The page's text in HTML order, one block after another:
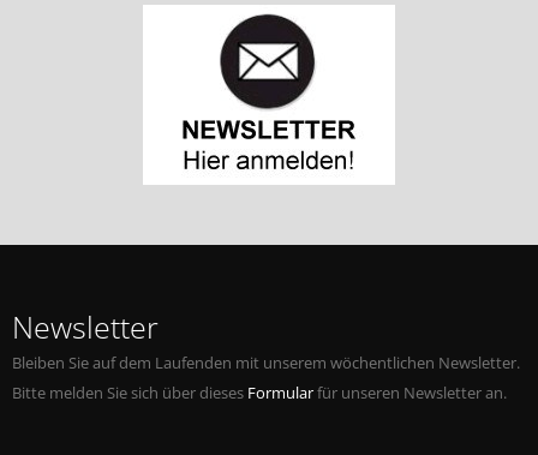
Newsletter
Bleiben Sie auf dem Laufenden mit unserem wöchentlichen Newsletter.
Bitte melden Sie sich über dieses Formularfür unseren Newsletter an.